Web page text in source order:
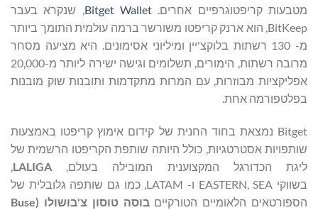
מטבעות קריפטוגרפיים אחרים. Bitget Wallet, שנקרא בעבר
BitKeep, הוא ארנק קריפטו משורשר ברמה עולמית התומך ביותר
מ- 130 רשתות בלוקצ'יין ומיליוני אסימונים. היא מציעה מסחר
מרובה רשתות, הימורים, תשלומים וגישה ישירה ליותר מ-20,000
אפליקציות מבוזרות, עם המרות מתקדמות ותובנות שוק מובנות
בפלטפורמה אחת.
Bitget נמצאת בחוד החנית של קידום אימוץ קריפטו באמצעות
שותפויות אסטרטגיות, כולל היותה שותפת הקריפטו הרשמית של
ליגת הכדורגל המקצוענית המובילה בעולם, LALIGA
,
בשווקי EASTERN, SEA ו- LATAM, כמו גם שותפה גלובלית של
הספורטאים הלאומיים הטורקייםבוסה טוסון צ'בושולו (
Buse